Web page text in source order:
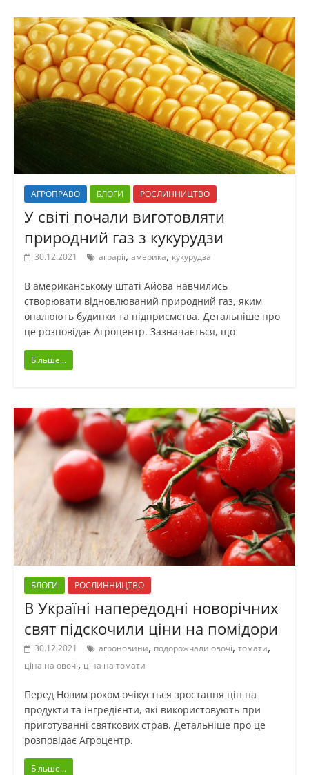
АГРОПРАВО БЛОГИ РОСЛИННИЦТВО
У світі почали виготовляти
природний газ з кукурудзи
30.12.2021 аграрії, америка, кукурудза
В американському штаті Айова навчились
створювати відновлюваний природний газ, яким
опалюють будинки та підприємства. Детальніше про
це розповідає Агроцентр. Зазначається, що
Більше...
БЛОГИ РОСЛИННИЦТВО
В Україні напередодні новорічних
свят підскочили ціни на помідори
30.12.2021 агроновини, подорожчали овочі, томати,
ціна на овочі, ціна на томати
Перед Новим роком очікується зростання цін на
продукти та інгредієнти, які використовують при
приготуванні святкових страв. Детальніше про це
розповідає Агроцентр.
Більше...